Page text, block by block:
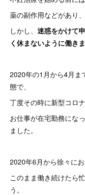
薬の副作用などがあり
しかし、 迷惑をかけて
く休まないように働きま
2020年の1月から4月ま
態で、
丁度その時に新型コロ
お仕事が在宅勤務にな
ました。
2020年6月から徐々に
このまま働き続けたら
う。